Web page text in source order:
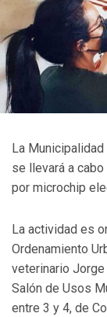
La
se llevará a
por microchip
La actividad es
Ordenamiento
veterinario Jorge
Salón de Usos
entre 3 y 4, de